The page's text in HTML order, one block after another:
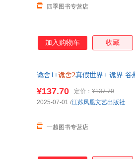
四季图书专营店
加入购物车 收藏
诡舍1+诡舍2真假世界+ 诡界.谷
¥137.70 定价： ¥137.70
一越图书专营店
2025-07-01 /江苏凤凰文艺出版社